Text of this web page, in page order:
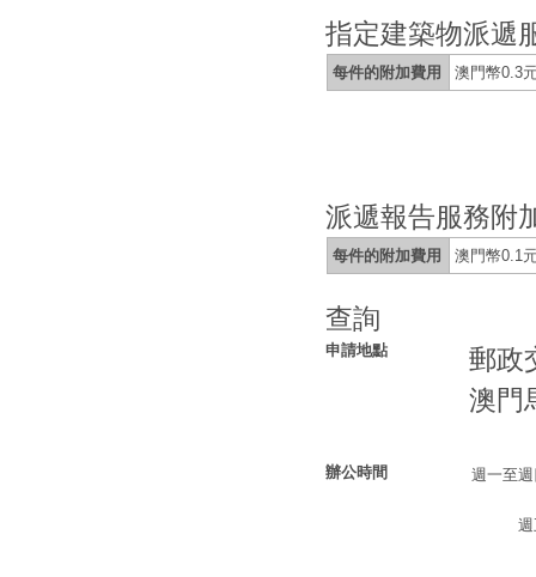
指定建築物派遞
每件的附加費用 澳門幣0.3
派遞報告服務附
每件的附加費用 澳門幣0.1
查詢
申請地點
郵政
澳門
辦公時間 週一至